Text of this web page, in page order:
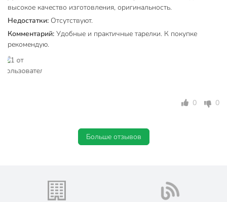
Модель
Mokko
Вес в упаковке
Габариты упаковки
3 x 25 x 25 см
высокое качество изготовления, оригинальность.
Недостатки: Отсутствуют.
Комментарий: Удобные и практичные тарелки. К покупке
рекомендую.
0 0
Больше отзывов